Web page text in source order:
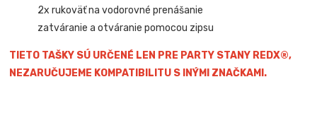
2x rukoväť na vodorovné prenášanie
zatváranie a otváranie pomocou zipsu
TIETO TAŠKY SÚ URČENÉ LEN PRE PARTY STANY REDX®,
NEZARUČUJEME KOMPATIBILITU S INÝMI ZNAČKAMI.